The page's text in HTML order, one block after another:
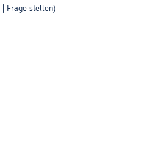
Frage stellen)